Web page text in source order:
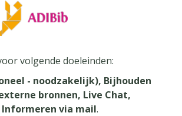
volgende doeleinden:
- noodzakelijk), Bijhouden
bronnen, Live Chat,
via mail.